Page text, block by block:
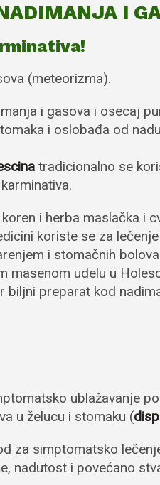
I
(meteorizma).
i gasova i osecaj
i oslobađa od
tradicionalno se
i herba maslačka i
koriste se za
i stomačnih
masenom udelu u
biljni preparat kod
ublažavanje
u želucu i stomaku (
za simptomatsko
nadutost i povećano